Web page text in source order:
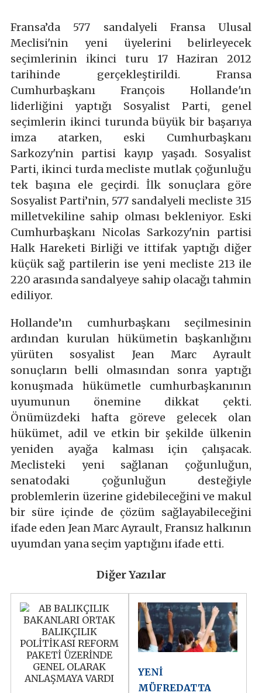
Fransa’da 577 sandalyeli Fransa Ulusal
Meclisi'nin yeni üyelerini belirleyecek
seçimlerinin ikinci turu 17 Haziran 2012
tarihinde gerçekleştirildi. Fransa
Cumhurbaşkanı François Hollande'ın
liderliğini yaptığı Sosyalist Parti, genel
seçimlerin ikinci turunda büyük bir başarıya
imza atarken, eski Cumhurbaşkanı
Sarkozy'nin partisi kayıp yaşadı. Sosyalist
Parti, ikinci turda mecliste mutlak çoğunluğu
tek başına ele geçirdi. İlk sonuçlara göre
Sosyalist Parti’nin, 577 sandalyeli mecliste 315
milletvekiline sahip olması bekleniyor. Eski
Cumhurbaşkanı Nicolas Sarkozy'nin partisi
Halk Hareketi Birliği ve ittifak yaptığı diğer
küçük sağ partilerin ise yeni mecliste 213 ile
220 arasında sandalyeye sahip olacağı tahmin
ediliyor.
Hollande’ın cumhurbaşkanı seçilmesinin
ardından kurulan hükümetin başkanlığını
yürüten sosyalist Jean Marc Ayrault
sonuçların belli olmasından sonra yaptığı
konuşmada hükümetle cumhurbaşkanının
uyumunun önemine dikkat çekti.
Önümüzdeki hafta göreve gelecek olan
hükümet, adil ve etkin bir şekilde ülkenin
yeniden ayağa kalması için çalışacak.
Meclisteki yeni sağlanan çoğunluğun,
senatodaki çoğunluğun desteğiyle
problemlerin üzerine gidebileceğini ve makul
bir süre içinde de çözüm sağlayabileceğini
ifade eden Jean Marc Ayrault, Fransız halkının
uyumdan yana seçim yaptığını ifade etti.
Diğer Yazılar
YENİ
MÜFREDATTA